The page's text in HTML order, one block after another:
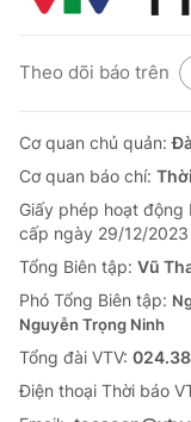
Theo dõi báo trên
Cơ quan chủ quản:
Cơ quan báo chí:
Giấy phép hoạt động
cấp ngày 29/12/2023
Tổng Biên tập: Vũ
Phó Tổng Biên tập:
Nguyễn Trọng Ninh
Tổng đài VTV:
Ðiện thoại Thời báo